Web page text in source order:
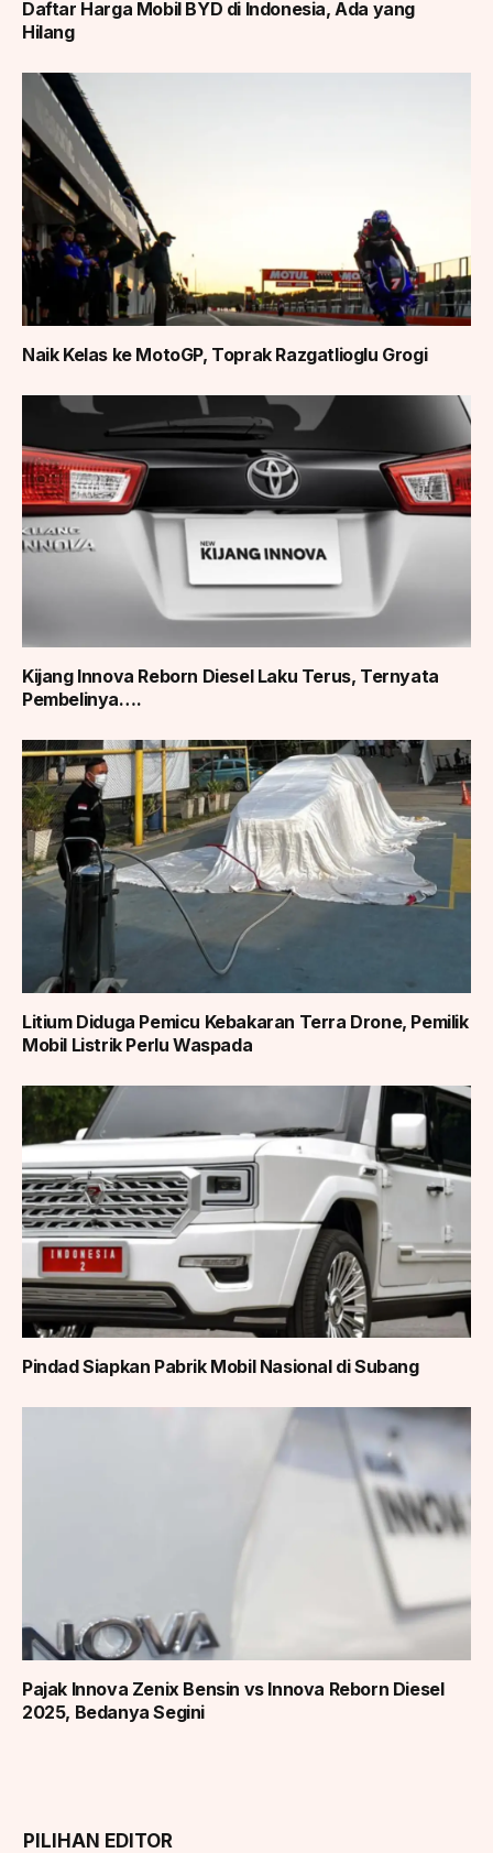
Daftar Harga Mobil BYD di Indonesia, Ada yang
Hilang
Naik Kelas ke MotoGP, Toprak Razgatlioglu Grogi
Kijang Innova Reborn Diesel Laku Terus, Ternyata
Pembelinya….
Litium Diduga Pemicu Kebakaran Terra Drone, Pemilik
Mobil Listrik Perlu Waspada
Pindad Siapkan Pabrik Mobil Nasional di Subang
Pajak Innova Zenix Bensin vs Innova Reborn Diesel
2025, Bedanya Segini
PILIHAN EDITOR